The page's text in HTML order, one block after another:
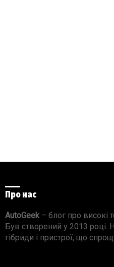
Про нас
AutoGeek– блог про високі
Був створений у 2013 році.
гібриди і пристрої, що